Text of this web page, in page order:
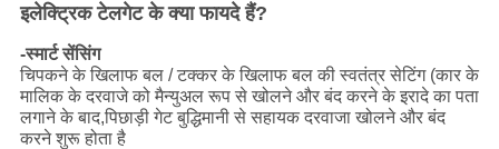
इलेक्ट्रिक टेलगेट के क्या फायदे हैं?
-स्मार्ट सेंसिंग
चिपकने के खिलाफ बल / टक्कर के खिलाफ बल की स्वतंत्र सेटिंग (कार के
मालिक के दरवाजे को मैन्युअल रूप से खोलने और बंद करने के इरादे का पता
लगाने के बाद,पिछाड़ी गेट बुद्धिमानी से सहायक दरवाजा खोलने और बंद
करने शुरू होता है